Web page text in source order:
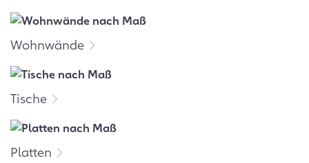
Wohnwände
Tische
Platten